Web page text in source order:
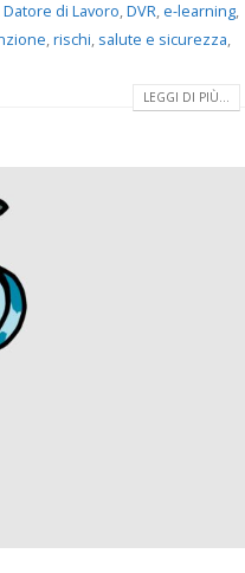
Datore di Lavoro,DVR, e-learning,
,rischi, salute e sicurezza,
LEGGI DI PIÙ...
rischio e gli obblighi di